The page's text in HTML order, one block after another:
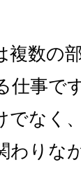
複数の
仕事で
でなく
わりな